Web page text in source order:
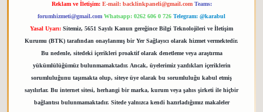
Reklam ve İletişim: E-mail: backlinkpaneli@gmail.com Teams:
forumhizmeti@gmail.com Whatsapp: 0262 606 0 726 Telegram: @karabul
Yasal Uyarı: Sitemiz, 5651 Sayılı Kanun gereğince Bilgi Teknolojileri ve İletişim
Kurumu (BTK) tarafından onaylanmış bir Yer Sağlayıcı olarak hizmet vermektedir.
Bu nedenle, sitedeki içerikleri proaktif olarak denetleme veya araştırma
yükümlülüğümüz bulunmamaktadır. Ancak, üyelerimiz yazdıkları içeriklerin
sorumluluğunu taşımakta olup, siteye üye olarak bu sorumluluğu kabul etmiş
sayılırlar. Bu internet sitesi, herhangi bir marka, kurum veya şahıs şirketi ile hiçbir
bağlantısı bulunmamaktadır. Sitede yalnızca kendi hazırladığımız makaleler